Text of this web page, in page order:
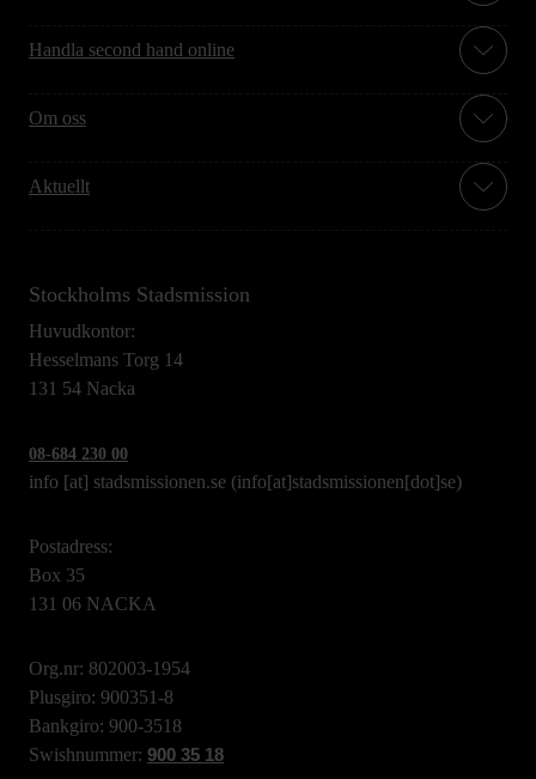
Handla second hand online
Om oss
Aktuellt
Stockholms Stadsmission
Huvudkontor:
Hesselmans Torg 14
131 54 Nacka
08-684 230 00
info [at] stadsmissionen.se (info[at]stadsmissionen[dot]se)
Postadress:
Box 35
131 06 NACKA
Org.nr: 802003-1954
Plusgiro: 900351-8
Bankgiro: 900-3518
Swishnummer: 900 35 18